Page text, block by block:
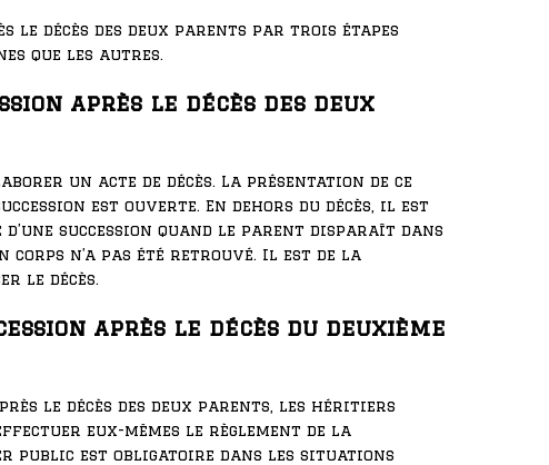
le décès des deux parents par trois étapes
que les autres.
après le décès des deux
un acte de décès. La présentation de ce
est ouverte. En dehors du décès, il est
succession quand le parent disparaît dans
n’a pas été retrouvé. Il est de la
le décès.
après le décès du deuxième
le décès des deux parents, les héritiers
eux-mêmes le règlement de la
public est obligatoire dans les situations